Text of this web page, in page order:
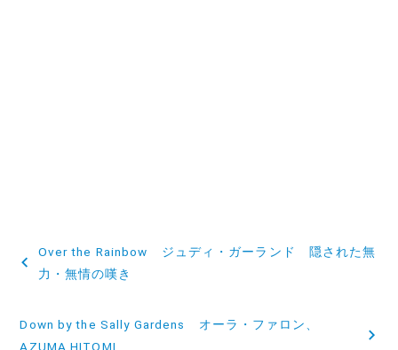
稿
ビ
Over the Rainbow ジュディ・ガーランド 隠された無
力・無情の嘆き
Down by the Sally Gardens オーラ・ファロン、
AZUMA HITOMI